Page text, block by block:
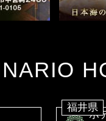
福井県
ホ